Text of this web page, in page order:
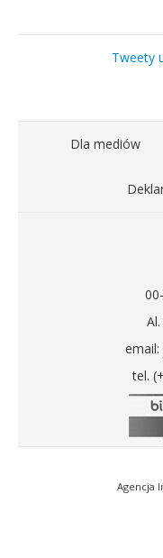
Tweety
Dla mediów
email:
tel.
Agencja